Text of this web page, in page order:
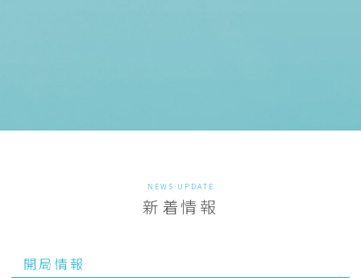
NEWS UPDATE
新着情報
開局情報